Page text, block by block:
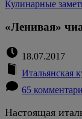
Кулинарные
«Ленивая»
18.07.2017
Итальянская
65
Настоящая